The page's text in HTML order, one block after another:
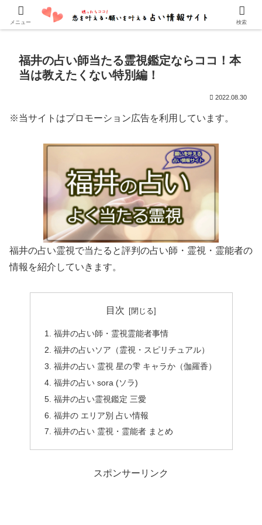
口コミでよく当たると評判の占い師・霊能者を紹介しています。
福井の占い師当たる霊視鑑定ならココ！本
当は教えたくない特別編！
2022.08.30
※当サイトはプロモーション広告を利用しています。
福井の占い霊視で当たると評判の占い師・霊視・霊能者の
情報を紹介していきます。
目次
福井の占い師・霊視霊能者事情
福井の占いソア（霊視・スピリチュアル）
福井の占い 霊視 星の雫 キャラか（伽羅香）
福井の占い sora (ソラ)
福井の占い霊視鑑定 三愛
福井の エリア別 占い情報
福井の占い 霊視・霊能者 まとめ
スポンサーリンク
メニュー 検索